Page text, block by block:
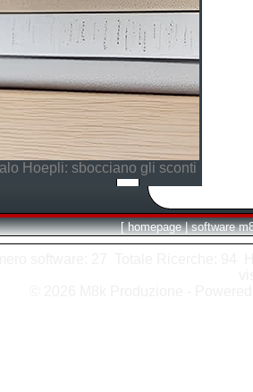
Hoepli: sbocciano gli sconti
[ homepage | software